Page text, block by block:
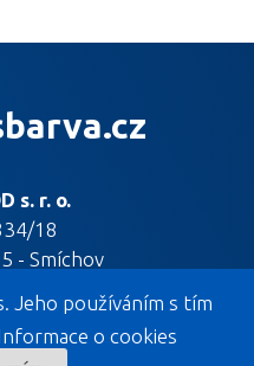
s. r. o.
18
- Smíchov
Jeho používáním s tím
o cookies